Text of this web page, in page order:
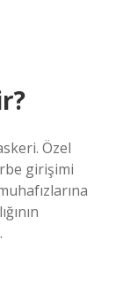
Özel
girişimi